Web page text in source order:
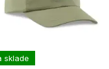
sklade